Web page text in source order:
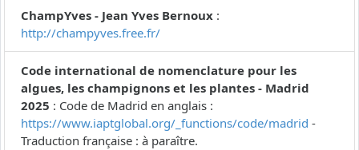
ChampYves - Jean Yves Bernoux :
http://champyves.free.fr/
Code international de nomenclature pour les
algues, les champignons et les plantes - Madrid
2025 : Code de Madrid en anglais :
https://www.iaptglobal.org/_functions/code/madrid -
Traduction française : à paraître.